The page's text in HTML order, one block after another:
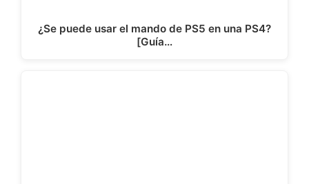
¿Se puede usar el mando de PS5 en una PS4?
[Guía…